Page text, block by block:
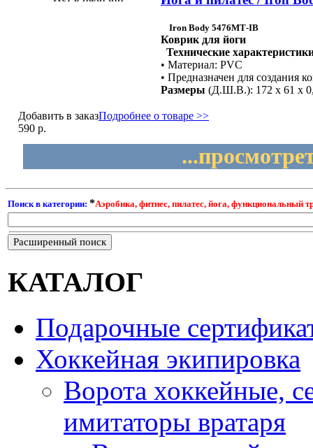
Iron Body 5476МТ-IB
Коврик для йоги
Технические
• Материал: PVC
• Предназначен для создания
Размеры (Д.Ш.В.): 172 х 61 х
Добавить в заказПодробнее о товаре >>
590 р.
Поиск в категории: *Аэробика, фитнес, пилатес, йога, функциональный
Расширенный поиск
КАТАЛОГ
Подарочные
Хоккейная экипировка
Ворота хоккейные,
имитаторы вратаря